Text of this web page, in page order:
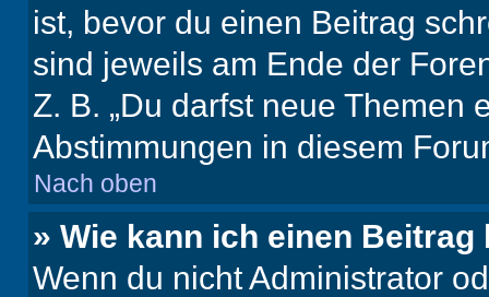
ist, bevor du einen Beitrag
sind jeweils am Ende der
Z. B. „Du darfst neue Themen
Abstimmungen in diesem
Nach oben
» Wie kann ich einen
Wenn du nicht Administrator